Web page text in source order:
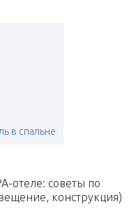
в спальне
отеле: советы по
конструкция)